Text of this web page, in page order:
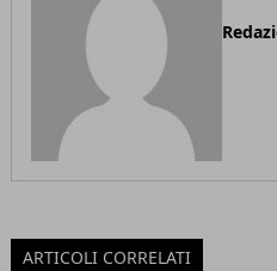
ARTICOLI CORRELATI